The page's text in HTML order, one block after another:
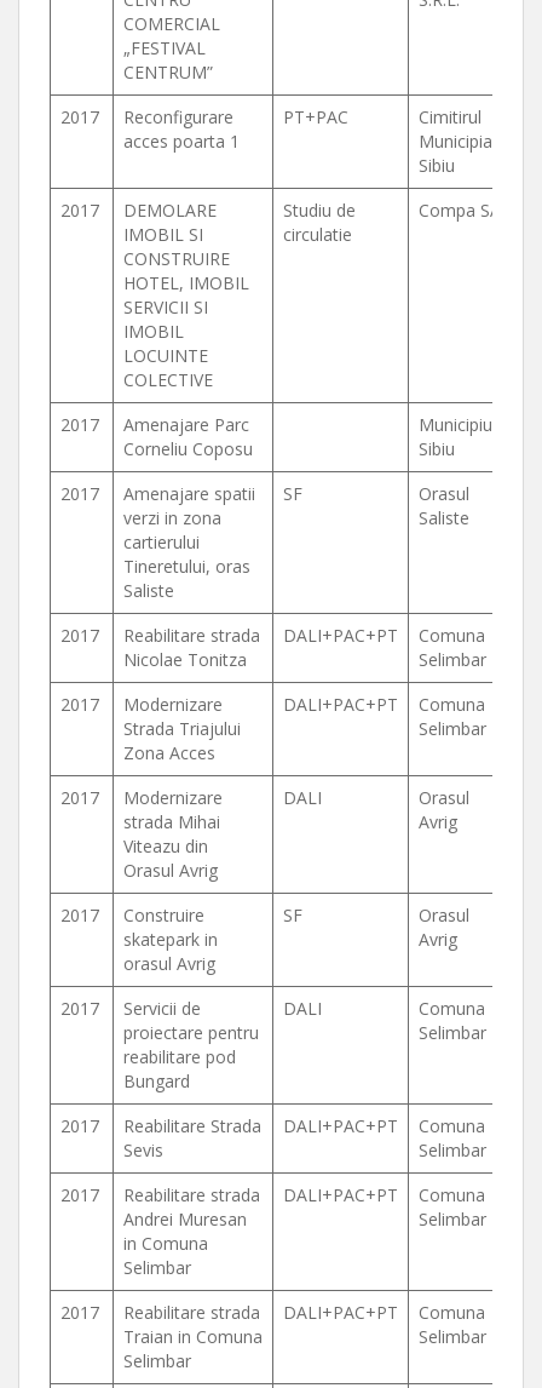
COMERCIAL
„FESTIVAL
CENTRUM”
2017
Reconfigurare
acces poarta 1
PT+PAC
Cimitirul
Municipial
Sibiu
2017
DEMOLARE
IMOBIL SI
CONSTRUIRE
HOTEL, IMOBIL
SERVICII SI
IMOBIL
LOCUINTE
COLECTIVE
Studiu de
circulatie
Compa SA
2017
Amenajare Parc
Corneliu Coposu
Municipiul
Sibiu
2017
Amenajare spatii
verzi in zona
cartierului
Tineretului, oras
Saliste
SF
Orasul
Saliste
2017
Reabilitare strada
Nicolae Tonitza
DALI+PAC+PT
Comuna
Selimbar
2017
Modernizare
Strada Triajului
Zona Acces
DALI+PAC+PT
Comuna
Selimbar
2017
Modernizare
strada Mihai
Viteazu din
Orasul Avrig
DALI
Orasul
Avrig
2017
Construire
skatepark in
orasul Avrig
SF
Orasul
Avrig
2017
Servicii de
proiectare pentru
reabilitare pod
Bungard
DALI
Comuna
Selimbar
2017
Reabilitare Strada
Sevis
DALI+PAC+PT
Comuna
Selimbar
2017
Reabilitare strada
Andrei Muresan
in Comuna
Selimbar
DALI+PAC+PT
Comuna
Selimbar
2017
Reabilitare strada
Traian in Comuna
Selimbar
DALI+PAC+PT
Comuna
Selimbar